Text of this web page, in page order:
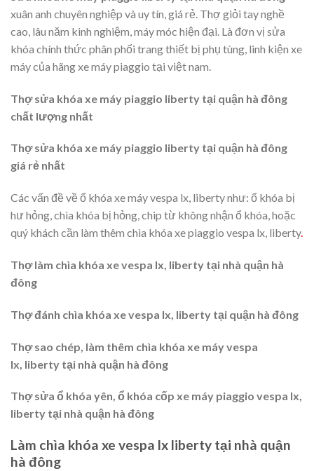
xuân anh chuyên nghiệp và uy tín, giá rẻ. Thợ giỏi tay nghề
cao, lâu năm kinh nghiệm, máy móc hiện đại. Là đơn vị sửa
khóa chính thức phân phối trang thiết bị phụ tùng, linh kiện xe
máy của hãng xe máy piaggio tại việt nam.
Thợ sửa khóa xe máy piaggio liberty tại quận hà đông
chất lượng nhất
Thợ sửa khóa xe máy piaggio liberty tại quận hà đông
giá rẻ nhất
Các vấn đề về ổ khóa xe máy vespa lx, liberty như: ổ khóa bị
hư hỏng, chìa khóa bị hỏng, chip từ không nhận ổ khóa, hoặc
quý khách cần làm thêm chìa khóa xe piaggio vespa lx, liberty.
Thợ làm chìa khóa xe vespa lx, liberty tại nhà quận hà
đông
Thợ đánh chìa khóa xe vespa lx, liberty tại quận hà đông
Thợ sao chép, làm thêm chìa khóa xe máy vespa
lx, liberty tại nhà quận hà đông
Thợ sửa ổ khóa yên, ổ khóa cốp xe máy piaggio vespa lx,
liberty tại nhà quận hà đông
Làm chìa khóa xe vespa lx liberty tại nhà quận
hà đông